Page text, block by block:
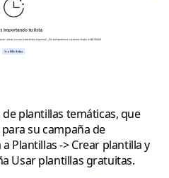
plantillas temáticas, que
su campaña de
a Plantillas->Crear plantillay
Usar plantillas gratuitas.